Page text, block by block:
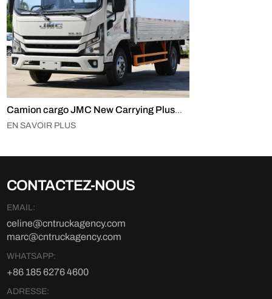
Camion cargo JMC New Carrying Plus
4×2
EN SAVOIR PLUS
CONTACTEZ-NOUS
EMAIL:
celine@cntruckagency.com
marc@cntruckagency.com
WHATSAPP:
+86 185 6276 4600
ADRESSE: